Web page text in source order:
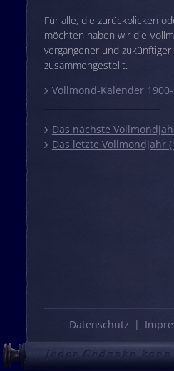
Für alle, die zurückblicken
möchten haben wir die
vergangener und zukünftiger
zusammengestellt.
Vollmond-Kalender
Das nächste
Das letzte Vollmondjahr
Datenschutz